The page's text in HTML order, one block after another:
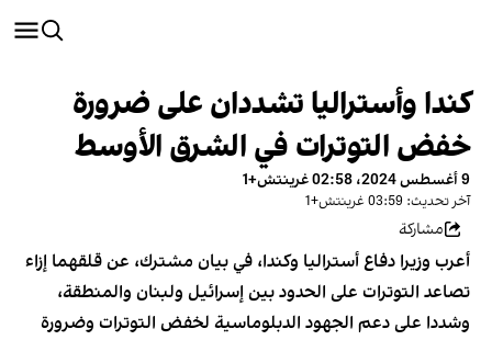
كندا وأستراليا تشددان على ضرورة
خفض التوترات في الشرق الأوسط
9 أغسطس 2024، 02:58 غرينتش+1
آخر تحديث: 03:59 غرينتش+1
مشاركة
أعرب وزيرا دفاع أستراليا وكندا، في بيان مشترك، عن قلقهما إزاء
تصاعد التوترات على الحدود بين إسرائيل ولبنان والمنطقة،
وشددا على دعم الجهود الدبلوماسية لخفض التوترات وضرورة